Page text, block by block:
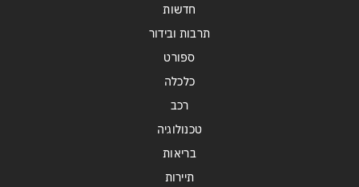
חדשות
תרבות ובידור
ספורט
כלכלה
רכב
טכנולוגיה
בריאות
תיירות